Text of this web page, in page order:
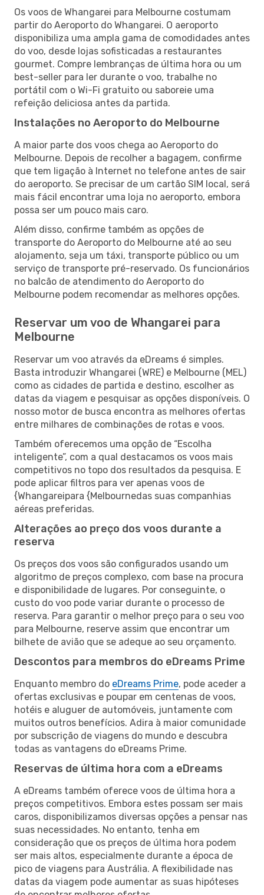
Os voos de Whangarei para Melbourne costumam
partir do Aeroporto do Whangarei. O aeroporto
disponibiliza uma ampla gama de comodidades antes
do voo, desde lojas sofisticadas a restaurantes
gourmet. Compre lembranças de última hora ou um
best-seller para ler durante o voo, trabalhe no
portátil com o Wi-Fi gratuito ou saboreie uma
refeição deliciosa antes da partida.
Instalações no Aeroporto do Melbourne
A maior parte dos voos chega ao Aeroporto do
Melbourne. Depois de recolher a bagagem, confirme
que tem ligação à Internet no telefone antes de sair
do aeroporto. Se precisar de um cartão SIM local, será
mais fácil encontrar uma loja no aeroporto, embora
possa ser um pouco mais caro.
Além disso, confirme também as opções de
transporte do Aeroporto do Melbourne até ao seu
alojamento, seja um táxi, transporte público ou um
serviço de transporte pré-reservado. Os funcionários
no balcão de atendimento do Aeroporto do
Melbourne podem recomendar as melhores opções.
Reservar um voo de Whangarei para
Melbourne
Reservar um voo através da eDreams é simples.
Basta introduzir Whangarei (WRE) e Melbourne (MEL)
como as cidades de partida e destino, escolher as
datas da viagem e pesquisar as opções disponíveis. O
nosso motor de busca encontra as melhores ofertas
entre milhares de combinações de rotas e voos.
Também oferecemos uma opção de “Escolha
inteligente”, com a qual destacamos os voos mais
competitivos no topo dos resultados da pesquisa. E
pode aplicar filtros para ver apenas voos de
{Whangareipara {Melbournedas suas companhias
aéreas preferidas.
Alterações ao preço dos voos durante a
reserva
Os preços dos voos são configurados usando um
algoritmo de preços complexo, com base na procura
e disponibilidade de lugares. Por conseguinte, o
custo do voo pode variar durante o processo de
reserva. Para garantir o melhor preço para o seu voo
para Melbourne, reserve assim que encontrar um
bilhete de avião que se adeque ao seu orçamento.
Descontos para membros do eDreams Prime
Enquanto membro do eDreams Prime, pode aceder a
ofertas exclusivas e poupar em centenas de voos,
hotéis e aluguer de automóveis, juntamente com
muitos outros benefícios. Adira à maior comunidade
por subscrição de viagens do mundo e descubra
todas as vantagens do eDreams Prime.
Reservas de última hora com a eDreams
A eDreams também oferece voos de última hora a
preços competitivos. Embora estes possam ser mais
caros, disponibilizamos diversas opções a pensar nas
suas necessidades. No entanto, tenha em
consideração que os preços de última hora podem
ser mais altos, especialmente durante a época de
pico de viagens para Austrália. A flexibilidade nas
datas da viagem pode aumentar as suas hipóteses